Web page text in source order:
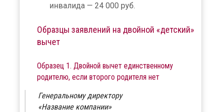
инвалида — 24 000 руб.
Образцы заявлений на двойной «детский»
вычет
Образец 1. Двойной вычет единственному
родителю, если второго родителя нет
Генеральному директору
«Название компании»